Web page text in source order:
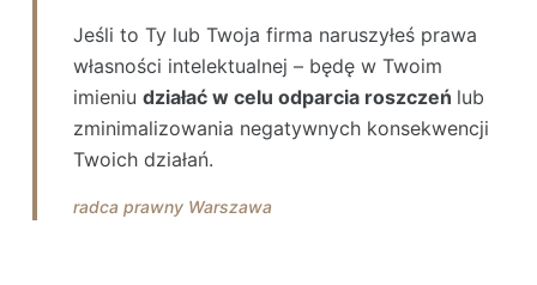
Jeśli to Ty lub Twoja firma naruszyłeś prawa
własności intelektualnej – będę w Twoim
imieniu działać w celu odparcia roszczeń lub
zminimalizowania negatywnych konsekwencji
Twoich działań.
radca prawny Warszawa